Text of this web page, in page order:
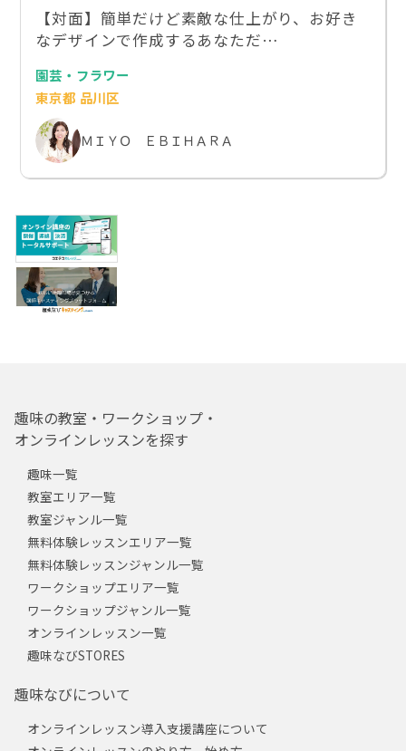
【対面】簡単だけど素敵な仕上がり、お好き
なデザインで作成するあなただ…
園芸・フラワー
東京都 品川区
ＭＩＹＯ ＥＢＩＨＡＲＡ
趣味の教室・ワークショップ・
オンラインレッスンを探す
趣味一覧
教室エリア一覧
教室ジャンル一覧
無料体験レッスンエリア一覧
無料体験レッスンジャンル一覧
ワークショップエリア一覧
ワークショップジャンル一覧
オンラインレッスン一覧
趣味なびSTORES
趣味なびについて
オンラインレッスン導入支援講座について